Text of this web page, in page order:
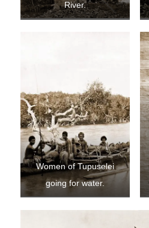
River.
Women of Tupuselei
going for water.